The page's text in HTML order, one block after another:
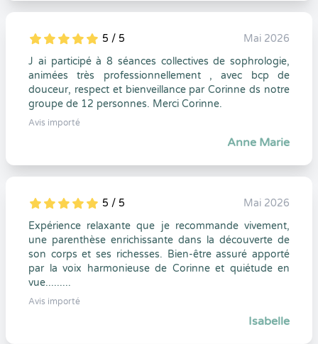
5
1
5
0 5 / 5
Mai 2026
J ai participé à 8 séances collectives de sophrologie,
animées très professionnellement , avec bcp de
douceur, respect et bienveillance par Corinne ds notre
groupe de 12 personnes. Merci Corinne.
Avis importé
Anne Marie
5
1
5
0 5 / 5
Mai 2026
Expérience relaxante que je recommande vivement,
une parenthèse enrichissante dans la découverte de
son corps et ses richesses. Bien-être assuré apporté
par la voix harmonieuse de Corinne et quiétude en
vue.........
Avis importé
Isabelle